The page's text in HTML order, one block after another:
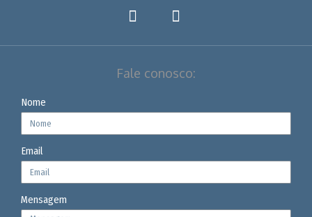
Fale conosco:
Nome
Email
Mensagem